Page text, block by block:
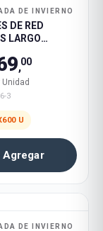
DE INVIERNO
DE RED
LARGO
,00
Unidad
3
600 U
Agregar
DE INVIERNO